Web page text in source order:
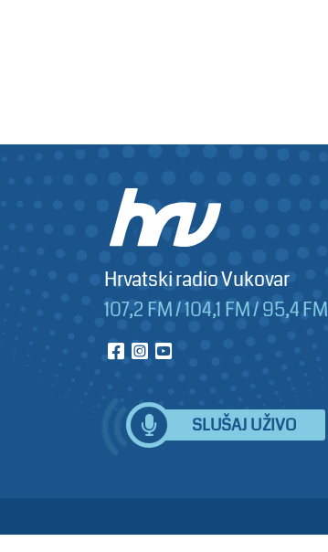
Hrvatski radio Vukovar
107,2 FM / 104,1 FM / 95,4 FM
SLUŠAJ UŽIVO